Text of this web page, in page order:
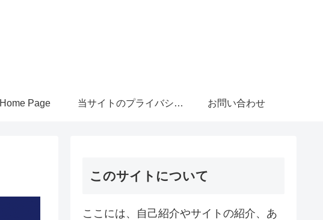
Home Page 当サイトのプライバシーポリシーについて お問い合わせ
このサイトについて
ここには、自己紹介やサイトの紹介、あ